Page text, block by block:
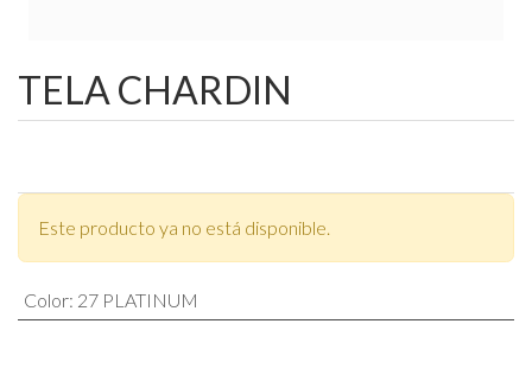
TELA CHARDIN
Este producto ya no está disponible.
Color: 27 PLATINUM